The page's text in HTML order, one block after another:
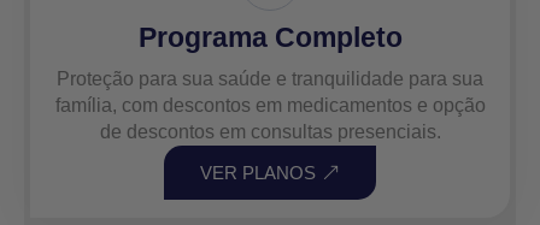
Programa Completo
Proteção para sua saúde e tranquilidade para sua
família, com descontos em medicamentos e opção
de descontos em consultas presenciais.
VER PLANOS